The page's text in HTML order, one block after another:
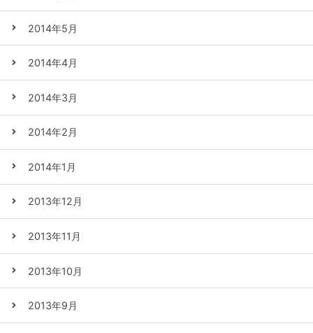
2014年5月
2014年4月
2014年3月
2014年2月
2014年1月
2013年12月
2013年11月
2013年10月
2013年9月